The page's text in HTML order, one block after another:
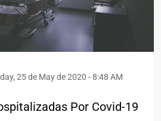
25 de May de 2020 - 8:48 AM
Por Covid-19